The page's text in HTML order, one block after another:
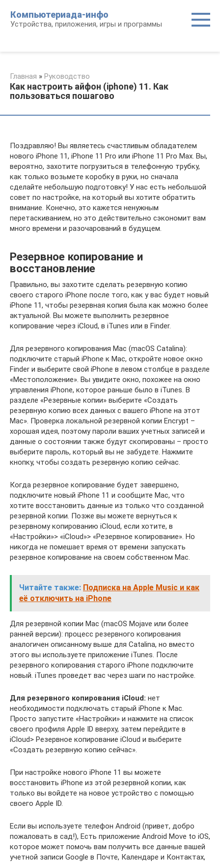
контенту
Компьютериада-инфо
Устройства, приложения, игры и программы
Главная » Руководство
Как настроить айфон (iphone) 11. Как
пользоваться пошагово
Поздравляю! Вы являетесь счастливым обладателем
нового iPhone 11, iPhone 11 Pro или iPhone 11 Pro Max. Вы,
вероятно, захотите погрузиться в телефонную трубку,
как только возьмете коробку в руки, но сначала
сделайте небольшую подготовку! У нас есть небольшой
совет по настройке, на который вы хотите обратить
внимание. Конечно, это кажется ненужным
перетаскиванием, но это действительно сэкономит вам
много времени и разочарований в будущем.
Резервное копирование и
восстановление
Правильно, вы захотите сделать резервную копию
своего старого iPhone после того, как у вас будет новый
iPhone 11, чтобы резервная копия была как можно более
актуальной. Вы можете выполнить резервное
копирование через iCloud, в iTunes или в Finder.
Для резервного копирования Mac (macOS Catalina):
подключите старый iPhone к Mac, откройте новое окно
Finder и выберите свой iPhone в левом столбце в разделе
«Местоположение». Вы увидите окно, похожее на окно
управления iPhone, которое раньше было в iTunes. В
разделе «Резервные копии» выберите «Создать
резервную копию всех данных с вашего iPhone на этот
Mac». Проверка локальной резервной копии Encrypt –
хорошая идея, поэтому пароли ваших учетных записей и
данные о состоянии также будут скопированы – просто
выберите пароль, который вы не забудете. Нажмите
кнопку, чтобы создать резервную копию сейчас.
Когда резервное копирование будет завершено,
подключите новый iPhone 11 и сообщите Mac, что
хотите восстановить данные из только что созданной
резервной копии. Позже вы можете вернуться к
резервному копированию iCloud, если хотите, в
«Настройки»> «iCloud»> «Резервное копирование». Но
никогда не помешает время от времени запускать
резервное копирование на своем собственном Mac.
Читайте также: Подписка на Apple Music и как
её отключить на iPhone
Для резервной копии Mac (macOS Mojave или более
ранней версии): процесс резервного копирования
аналогичен описанному выше для Catalina, но вместо
этого вы используете приложение iTunes. После
резервного копирования старого iPhone подключите
новый. iTunes проведет вас через шаги по настройке.
Для резервного копирования iCloud: нет
необходимости подключать старый iPhone к Mac.
Просто запустите «Настройки» и нажмите на список
своего профиля Apple ID вверху, затем перейдите в
iCloud> Резервное копирование iCloud и выберите
«Создать резервную копию сейчас».
При настройке нового iPhone 11 вы можете
восстановить iPhone из этой резервной копии, как
только вы войдете на новое устройство с помощью
своего Apple ID.
Если вы используете телефон Android (привет, добро
пожаловать в сад!), Есть приложение Android Move to iOS,
которое может помочь вам получить все данные вашей
учетной записи Google в Почте, Календаре и Контактах,